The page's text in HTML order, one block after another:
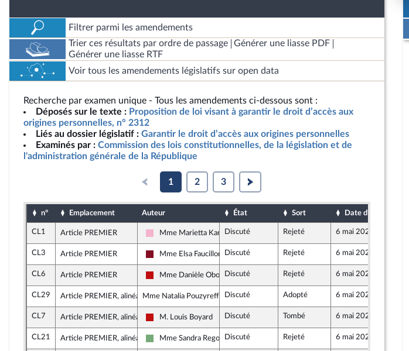
Filtrer parmi les amendements
Trier ces résultats par ordre de passage
Générer une liasse PDF
Générer une liasse RTF
Voir tous les amendements législatifs sur open data
Recherche par examen unique - Tous les amendements ci-dessous sont :
Déposés sur le texte : Proposition de loi visant à garantir le droit d’accès aux
origines personnelles, n° 2312
Liés au dossier législatif : Garantir le droit d’accès aux origines personnelles
Examinés par : Commission des lois constitutionnelles, de la législation et de
l'administration générale de la République
1 2 3
n° Emplacement Auteur État Sort Date d'examen
CL1 Article PREMIER
Socialistes et apparentés
Mme Marietta Karamanli
Discuté Rejeté 6 mai 2026
CL3 Article PREMIER
Gauche Démocrate et Républicaine
Mme Elsa Faucillon Discuté Rejeté 6 mai 2026
CL6 Article PREMIER
La France insoumise - Nouveau Front Populaire
Mme Danièle ObonoDiscuté Rejeté 6 mai 2026
CL29 Article PREMIER, alinéa 2Mme Natalia Pouzyreff, rapporteure
Discuté Adopté 6 mai 2026
CL7 Article PREMIER, alinéa 2
La France insoumise - Nouveau Front Populaire
M. Louis Boyard Discuté Tombé 6 mai 2026
CL21 Article PREMIER, alinéa 2
Écologiste et Social
Mme Sandra Regol Discuté Rejeté 6 mai 2026